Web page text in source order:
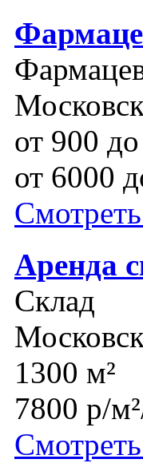
от 900
от 6000
Аренда
Склад
1300 м²
7800 р/